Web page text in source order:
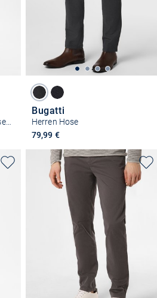
Herren Baukasten-Anzughose mit Woll-Anteil - Cedric
Bugatti
Herren Hose
79,99 €